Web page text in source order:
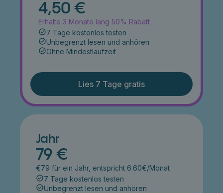
4,50 €
Erhalte 3 Monate lang 50% Rabatt
7 Tage kostenlos testen
Unbegrenzt lesen und anhören
Ohne Mindestlaufzeit
Lies 7 Tage gratis
Jahr
79 €
€79 für ein Jahr, entspricht 6.60€/Monat
7 Tage kostenlos testen
Unbegrenzt lesen und anhören